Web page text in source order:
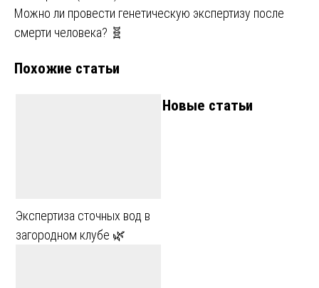
по
Можно ли провести генетическую экспертизу после
смерти человека? 🧬
Похожие статьи
Экспертиза сточных вод в
загородном клубе 🌿
Новые статьи